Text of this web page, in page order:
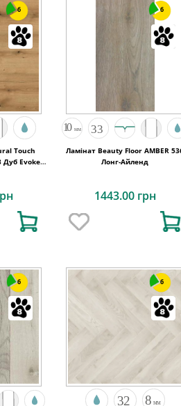
6
Touch
Дуб Evoke
6
Ламінат Beauty Floor AMBER
Лонг-Айленд
1443.00 грн
6 6